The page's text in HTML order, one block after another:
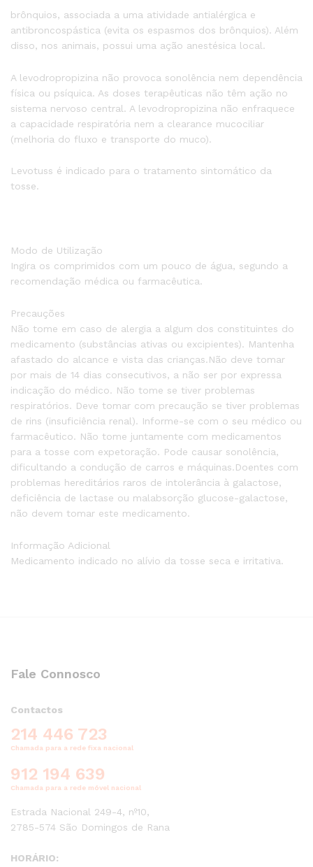
brônquios, associada a uma atividade antialérgica e
antibroncospástica (evita os espasmos dos brônquios). Além
disso, nos animais, possui uma ação anestésica local.
A levodropropizina não provoca sonolência nem dependência
física ou psíquica. As doses terapêuticas não têm ação no
sistema nervoso central. A levodropropizina não enfraquece
a capacidade respiratória nem a clearance mucociliar
(melhoria do fluxo e transporte do muco).
Levotuss é indicado para o tratamento sintomático da
tosse.
Modo de Utilização
Ingira os comprimidos com um pouco de água, segundo a
recomendação médica ou farmacêutica.
Precauções
Não tome em caso de alergia a algum dos constituintes do
medicamento (substâncias ativas ou excipientes). Mantenha
afastado do alcance e vista das crianças.Não deve tomar
por mais de 14 dias consecutivos, a não ser por expressa
indicação do médico. Não tome se tiver problemas
respiratórios. Deve tomar com precaução se tiver problemas
de rins (insuficiência renal). Informe-se com o seu médico ou
farmacêutico. Não tome juntamente com medicamentos
para a tosse com expetoração. Pode causar sonolência,
dificultando a condução de carros e máquinas.Doentes com
problemas hereditários raros de intolerância à galactose,
deficiência de lactase ou malabsorção glucose-galactose,
não devem tomar este medicamento.
Informação Adicional
Medicamento indicado no alívio da tosse seca e irritativa.
Fale Connosco
Contactos
214 446 723
Chamada para a rede fixa nacional
912 194 639
Chamada para a rede móvel nacional
Estrada Nacional 249-4, nº10,
2785-574 São Domingos de Rana
HORÁRIO: